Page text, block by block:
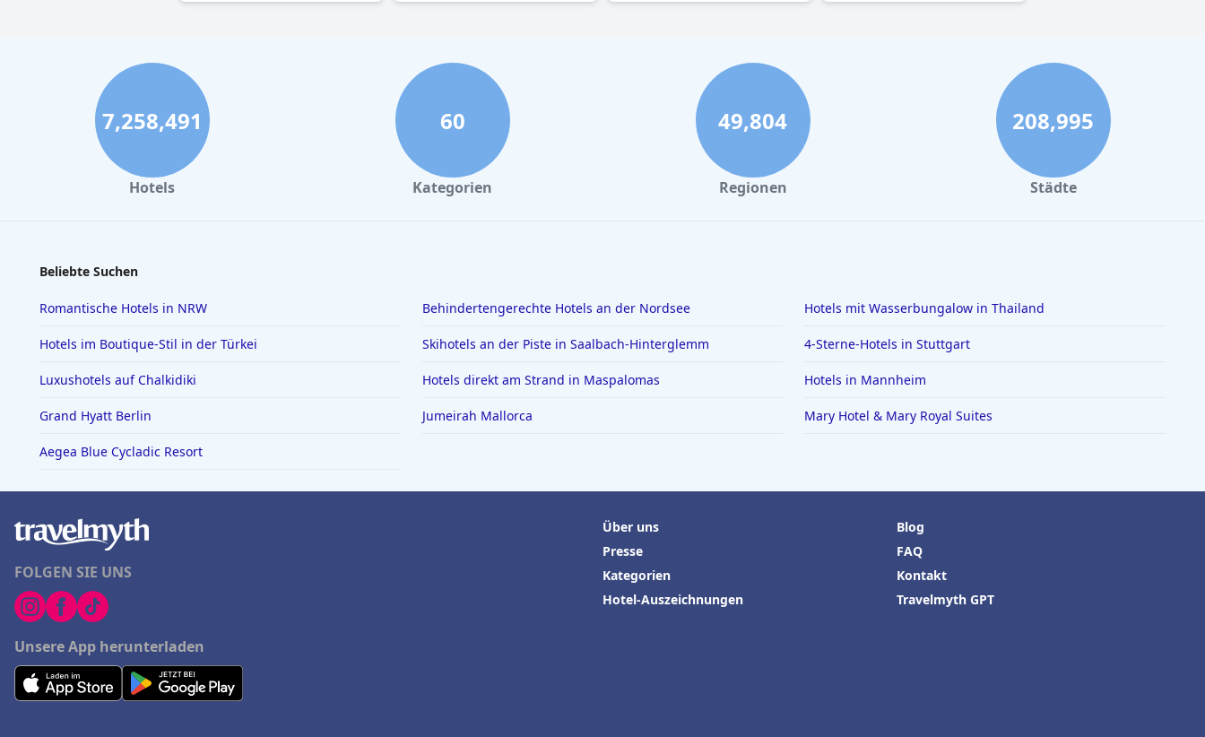
7,258,491
Hotels
60
Kategorien
49,804
Regionen
208,995
Städte
Beliebte Suchen
Romantische Hotels in NRW Behindertengerechte Hotels an der Nordsee Hotels mit Wasserbungalow in Thailand
Hotels im Boutique-Stil in der Türkei Skihotels an der Piste in Saalbach-Hinterglemm 4-Sterne-Hotels in Stuttgart
Luxushotels auf Chalkidiki Hotels direkt am Strand in Maspalomas Hotels in Mannheim
Grand Hyatt Berlin Jumeirah Mallorca Mary Hotel & Mary Royal Suites
Aegea Blue Cycladic Resort
FOLGEN SIE UNS
Unsere App herunterladen
Über uns
Presse
Kategorien
Hotel-Auszeichnungen
Blog
FAQ
Kontakt
Travelmyth GPT